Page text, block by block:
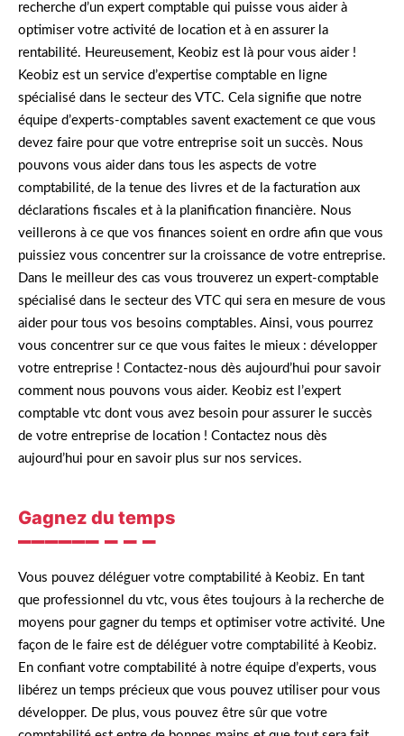
recherche d’un expert comptable qui puisse vous aider à
optimiser votre activité de location et à en assurer la
rentabilité. Heureusement, Keobiz est là pour vous aider !
Keobiz est un service d’expertise comptable en ligne
spécialisé dans le secteur des VTC. Cela signifie que notre
équipe d’experts-comptables savent exactement ce que vous
devez faire pour que votre entreprise soit un succès. Nous
pouvons vous aider dans tous les aspects de votre
comptabilité, de la tenue des livres et de la facturation aux
déclarations fiscales et à la planification financière. Nous
veillerons à ce que vos finances soient en ordre afin que vous
puissiez vous concentrer sur la croissance de votre entreprise.
Dans le meilleur des cas vous trouverez un expert-comptable
spécialisé dans le secteur des VTC qui sera en mesure de vous
aider pour tous vos besoins comptables. Ainsi, vous pourrez
vous concentrer sur ce que vous faites le mieux : développer
votre entreprise ! Contactez-nous dès aujourd’hui pour savoir
comment nous pouvons vous aider. Keobiz est l’expert
comptable vtc dont vous avez besoin pour assurer le succès
de votre entreprise de location ! Contactez nous dès
aujourd’hui pour en savoir plus sur nos services.
Gagnez du temps
Vous pouvez déléguer votre comptabilité à Keobiz. En tant
que professionnel du vtc, vous êtes toujours à la recherche de
moyens pour gagner du temps et optimiser votre activité. Une
façon de le faire est de déléguer votre comptabilité à Keobiz.
En confiant votre comptabilité à notre équipe d’experts, vous
libérez un temps précieux que vous pouvez utiliser pour vous
développer. De plus, vous pouvez être sûr que votre